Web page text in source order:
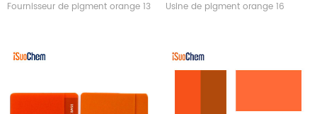
Fournisseur de pigment orange 13 Usine de pigment orange 16